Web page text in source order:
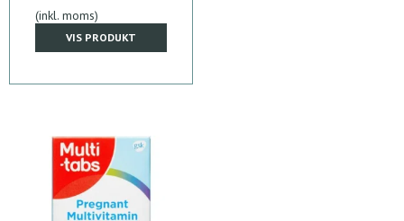
(inkl. moms)
VIS PRODUKT